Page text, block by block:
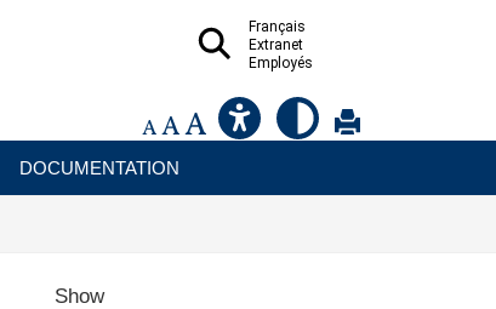
Français
Extranet
Employés
DOCUMENTATION
Show